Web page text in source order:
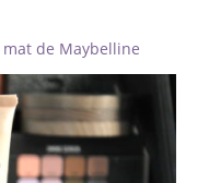
de Maybelline